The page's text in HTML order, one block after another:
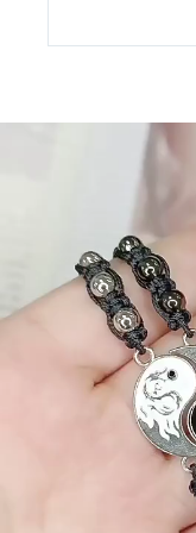
2 pièces/
Chi
pour